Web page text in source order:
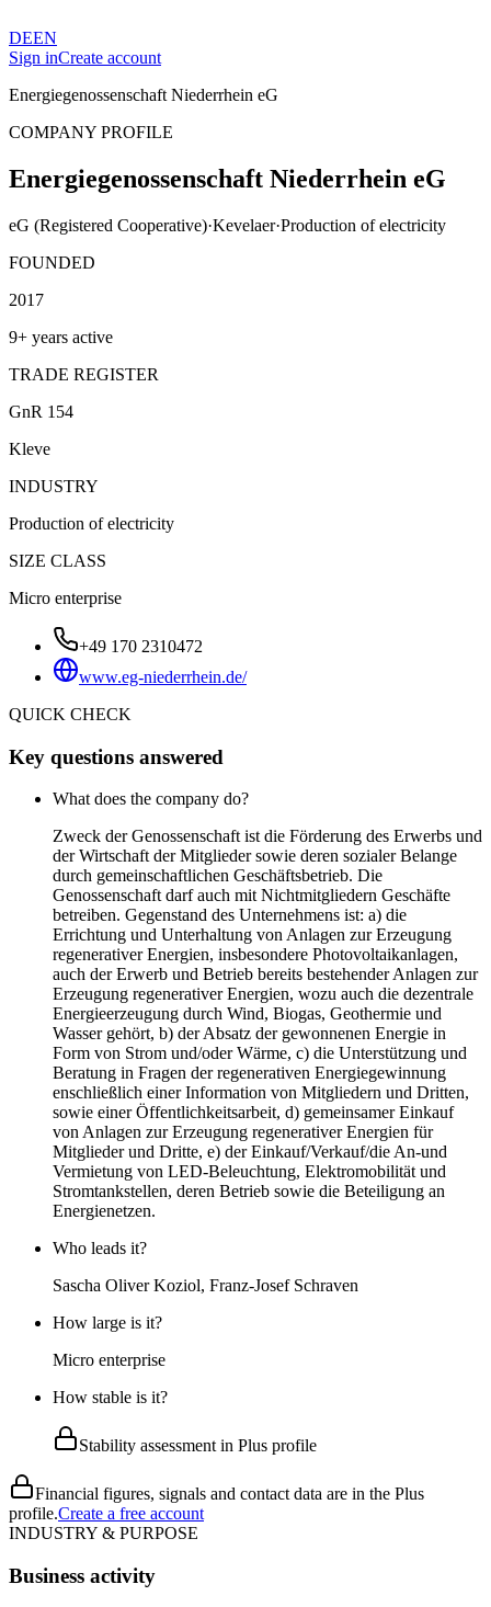
DEEN
Sign inCreate account
Energiegenossenschaft Niederrhein eG
COMPANY PROFILE
Energiegenossenschaft Niederrhein eG
eG (Registered Cooperative)·Kevelaer·Production of electricity
FOUNDED
2017
9+ years active
TRADE REGISTER
GnR 154
Kleve
INDUSTRY
Production of electricity
SIZE CLASS
Micro enterprise
+49 170 2310472
www.eg-niederrhein.de/
QUICK CHECK
Key questions answered
What does the company do?
Zweck der Genossenschaft ist die Förderung des Erwerbs und
der Wirtschaft der Mitglieder sowie deren sozialer Belange
durch gemeinschaftlichen Geschäftsbetrieb. Die
Genossenschaft darf auch mit Nichtmitgliedern Geschäfte
betreiben. Gegenstand des Unternehmens ist: a) die
Errichtung und Unterhaltung von Anlagen zur Erzeugung
regenerativer Energien, insbesondere Photovoltaikanlagen,
auch der Erwerb und Betrieb bereits bestehender Anlagen zur
Erzeugung regenerativer Energien, wozu auch die dezentrale
Energieerzeugung durch Wind, Biogas, Geothermie und
Wasser gehört, b) der Absatz der gewonnenen Energie in
Form von Strom und/oder Wärme, c) die Unterstützung und
Beratung in Fragen der regenerativen Energiegewinnung
enschließlich einer Information von Mitgliedern und Dritten,
sowie einer Öffentlichkeitsarbeit, d) gemeinsamer Einkauf
von Anlagen zur Erzeugung regenerativer Energien für
Mitglieder und Dritte, e) der Einkauf/Verkauf/die An-und
Vermietung von LED-Beleuchtung, Elektromobilität und
Stromtankstellen, deren Betrieb sowie die Beteiligung an
Energienetzen.
Who leads it?
Sascha Oliver Koziol, Franz-Josef Schraven
How large is it?
Micro enterprise
How stable is it?
Stability assessment in Plus profile
Financial figures, signals and contact data are in the Plus
profile.Create a free account
INDUSTRY & PURPOSE
Business activity